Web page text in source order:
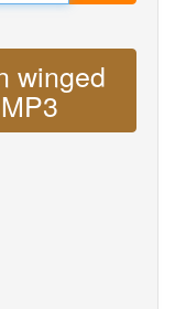
winged